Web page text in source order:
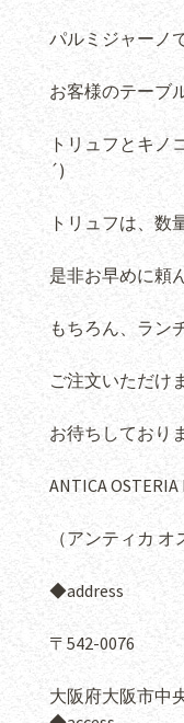
パルミジャーノ
お客様のテーブ
トリュフとキ
´)
トリュフは、数
是非お早めに頼
もちろん、ラン
ご注文いただけ
お待ちしており
ANTICA OSTERIA
（アンティカ
◆address
〒542-0076
大阪府大阪市中